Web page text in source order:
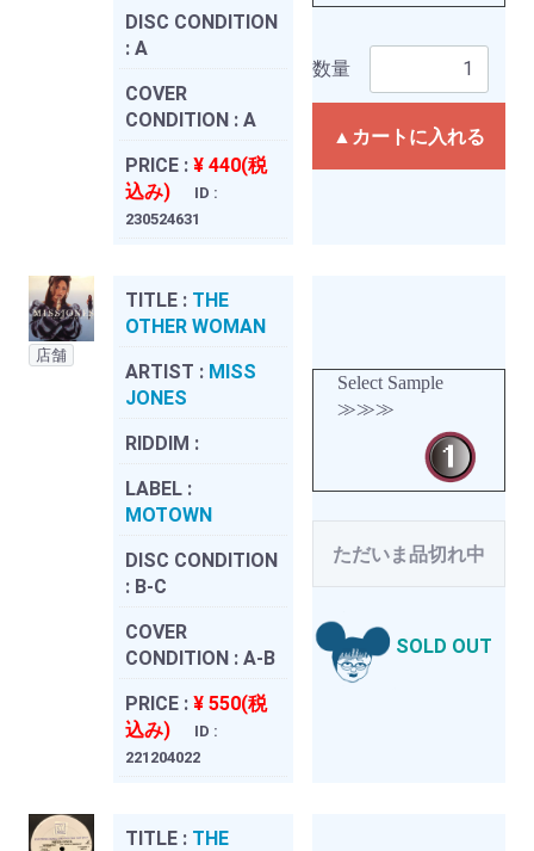
DISC CONDITION
: A
COVER
CONDITION : A
PRICE : ¥ 440(税
込み)
ID :
230524631
数量
▲カートに入れる
店舗
TITLE : THE
OTHER WOMAN
ARTIST : MISS
JONES
RIDDIM :
LABEL :
MOTOWN
DISC CONDITION
: B-C
COVER
CONDITION : A-B
PRICE : ¥ 550(税
込み)
ID :
221204022
Select Sample
≫≫≫
ただいま品切れ中
SOLD OUT
TITLE : THE